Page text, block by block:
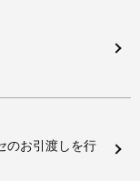
のお引渡しを行